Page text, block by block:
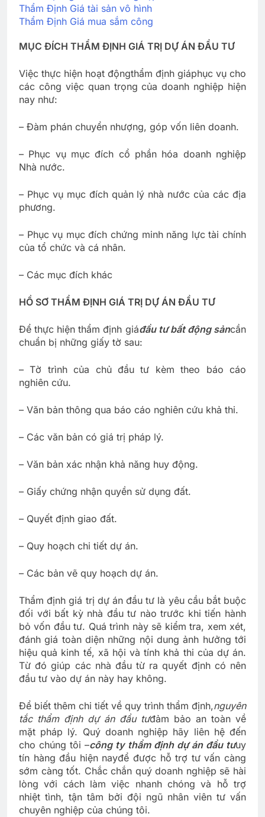
Thẩm Định Giá tài sản vô hình
Thẩm Định Giá mua sắm công
MỤC ĐÍCH THẨM ĐỊNH GIÁ TRỊ DỰ ÁN ĐẦU TƯ
Việc thực hiện hoạt độngthẩm định giáphục vụ cho
các công việc quan trọng của doanh nghiệp hiện
nay như:
– Đàm phán chuyển nhượng, góp vốn liên doanh.
– Phục vụ mục đích cổ phần hóa doanh nghiệp
Nhà nước.
– Phục vụ mục đích quản lý nhà nước của các địa
phương.
– Phục vụ mục đích chứng minh năng lực tài chính
của tổ chức và cá nhân.
– Các mục đích khác
HỒ SƠ THẨM ĐỊNH GIÁ TRỊ DỰ ÁN ĐẦU TƯ
Để thực hiện thẩm định giáđầu tư bất động sảncần
chuẩn bị những giấy tờ sau:
– Tờ trình của chủ đầu tư kèm theo báo cáo
nghiên cứu.
– Văn bản thông qua báo cáo nghiên cứu khả thi.
– Các văn bản có giá trị pháp lý.
– Văn bản xác nhận khả năng huy động.
– Giấy chứng nhận quyền sử dụng đất.
– Quyết định giao đất.
– Quy hoạch chi tiết dự án.
– Các bản vẽ quy hoạch dự án.
Thẩm định giá trị dự án đầu tư là yêu cầu bắt buộc
đối với bất kỳ nhà đầu tư nào trước khi tiến hành
bỏ vốn đầu tư. Quá trình này sẽ kiểm tra, xem xét,
đánh giá toàn diện những nội dung ảnh hưởng tới
hiệu quả kinh tế, xã hội và tính khả thi của dự án.
Từ đó giúp các nhà đầu từ ra quyết định có nên
đầu tư vào dự án này hay không.
Để biết thêm chi tiết về quy trình thẩm định,nguyên
tắc thẩm định dự án đầu tưđảm bảo an toàn về
mặt pháp lý. Quý doanh nghiệp hãy liên hệ đến
cho chúng tôi –công ty thẩm định dự án đầu tưuy
tín hàng đầu hiện nayđể được hỗ trợ tư vấn càng
sớm càng tốt. Chắc chắn quý doanh nghiệp sẽ hài
lòng với cách làm việc nhanh chóng và hỗ trợ
nhiệt tình, tận tâm bởi đội ngũ nhân viên tư vấn
chuyên nghiệp của chúng tôi.